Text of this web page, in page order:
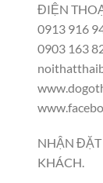
ĐIỆN
0913 916
0903 163
NHẬN ĐẶT
KHÁCH.